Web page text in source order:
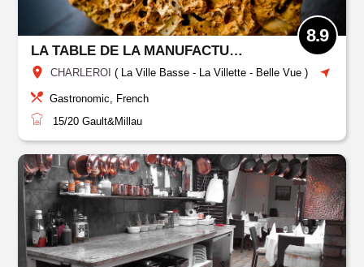
LA TABLE DE LA MANUFACTURE URBAINE
CHARLEROI ( La Ville Basse - La Villette - Belle Vue )
8.9
Gastronomic, French
15/20 Gault&Millau